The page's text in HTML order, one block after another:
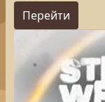
Перейти